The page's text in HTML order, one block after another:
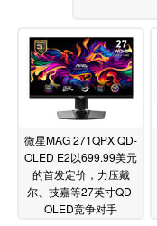
微星MAG 271QPX QD-
OLED E2以699.99美元
的首发定价，力压戴
尔、技嘉等27英寸QD-
OLED竞争对手